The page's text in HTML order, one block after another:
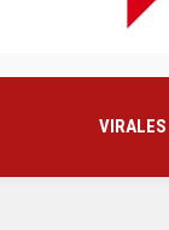
VIRALES